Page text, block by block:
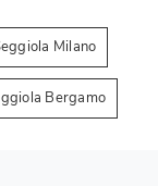
Milano
Bergamo